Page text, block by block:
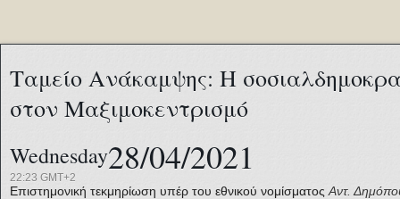
Ταμείο Ανάκαμψης: Η
στον Μαξιμοκεντρισμό
Wednesday28/04/2021
22:23 GMT+2
Επιστημονική τεκμηρίωση υπέρ του εθνικού νομίσματος Αντ.